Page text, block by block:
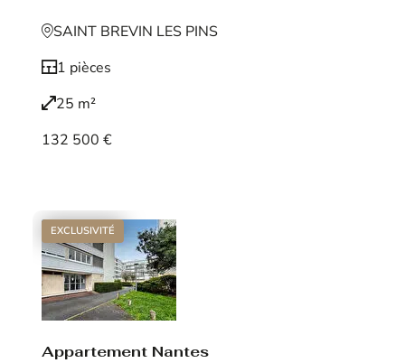
SAINT BREVIN LES PINS
1 pièces
25 m²
132 500 €
EXCLUSIVITÉ
Appartement Nantes